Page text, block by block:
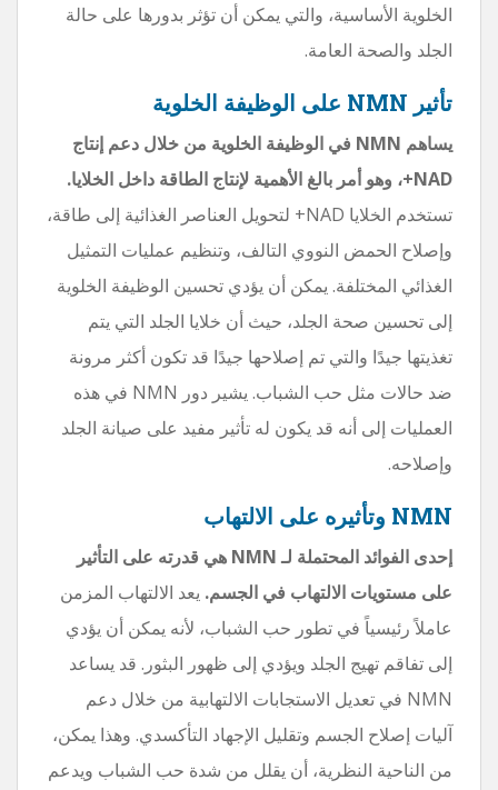
الخلوية الأساسية، والتي يمكن أن تؤثر بدورها على حالة
الجلد والصحة العامة.
تأثير NMN على الوظيفة الخلوية
يساهم NMN في الوظيفة الخلوية من خلال دعم إنتاج
NAD+، وهو أمر بالغ الأهمية لإنتاج الطاقة داخل الخلايا.
تستخدم الخلايا NAD+ لتحويل العناصر الغذائية إلى طاقة،
وإصلاح الحمض النووي التالف، وتنظيم عمليات التمثيل
الغذائي المختلفة. يمكن أن يؤدي تحسين الوظيفة الخلوية
إلى تحسين صحة الجلد، حيث أن خلايا الجلد التي يتم
تغذيتها جيدًا والتي تم إصلاحها جيدًا قد تكون أكثر مرونة
ضد حالات مثل حب الشباب. يشير دور NMN في هذه
العمليات إلى أنه قد يكون له تأثير مفيد على صيانة الجلد
وإصلاحه.
NMN وتأثيره على الالتهاب
إحدى الفوائد المحتملة لـ NMN هي قدرته على التأثير
على مستويات الالتهاب في الجسم. يعد الالتهاب المزمن
عاملاً رئيسياً في تطور حب الشباب، لأنه يمكن أن يؤدي
إلى تفاقم تهيج الجلد ويؤدي إلى ظهور البثور. قد يساعد
NMN في تعديل الاستجابات الالتهابية من خلال دعم
آليات إصلاح الجسم وتقليل الإجهاد التأكسدي. وهذا يمكن،
من الناحية النظرية، أن يقلل من شدة حب الشباب ويدعم